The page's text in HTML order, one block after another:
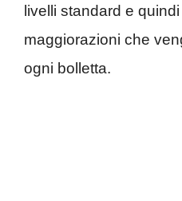
livelli standard e
maggiorazioni che
ogni bolletta.